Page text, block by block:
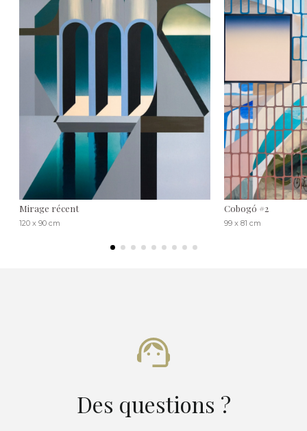
Mirage récent
120 x 90 cm
Cobogó #2
99 x 81 cm
Des questions ?